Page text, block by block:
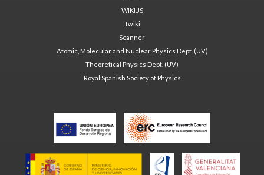
WIKI.JS
Twiki
Scanner
Atomic, Molecular and Nuclear Physics Dept. (UV)
Theoretical Physics Dept. (UV)
Royal Spanish Society of Physics